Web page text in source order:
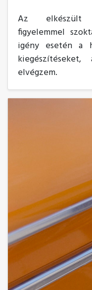
Az elkészült
figyelemmel
igény esetén a
elvégzem.